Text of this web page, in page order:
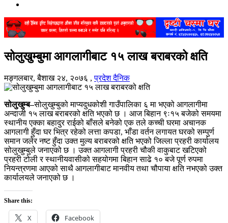
सोलुखुम्बुमा आगलागीबाट १५ लाख बराबरको क्षति
मङ्गलबार, बैशाख २४, २०७६ ,प्रदेश दैनिक
सोलुखुम्ब–सोलुखुम्बुको माप्यदुधकोशी गाउँपालिका ६ मा भएको आगलागीमा
अन्दाजी १५ लाख बराबरको क्षति भएको छ । आज बिहान ९ः१५ बजेको समयमा
स्थानीय एक्का बहादुर राईको बाँसले बनेको एक तले कच्ची घरमा अचानक
आगलागी हुँदा घर भित्र रहेको लत्ता कपडा, भाँडा वर्तन लगायत घरको सम्पुर्ण
समान जलेर नष्ट हुँदा उक्त मुल्य बराबरको क्षति भएको जिल्ला प्रहरी कार्यालय
सोलुखुम्बुले जनाएको छ । उक्त आगलागी प्रहरी चौकी वाकुबाट खटिएको
प्रहरी टोली र स्थानीयवासीको सहयोगमा बिहान साढे १० बजे पूर्ण रुपमा
नियन्त्रणमा आएको साथै आगलागीबाट मानवीय तथा चौपाया क्षति नभएको उक्त
कार्यालयले जनाएको छ ।
Share this:
X Facebook